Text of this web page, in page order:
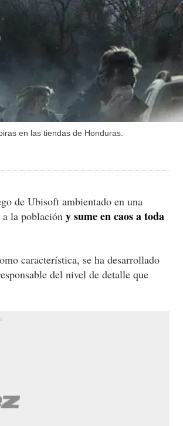
en las tiendas de Honduras.
de Ubisoft ambientado en una
la población y sume en caos a toda
característica, se ha desarrollado
del nivel de detalle que